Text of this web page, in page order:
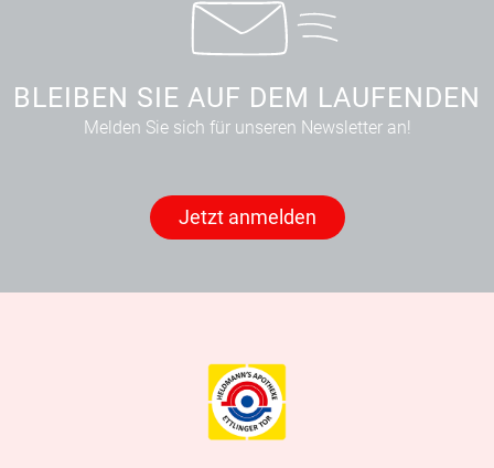
BLEIBEN SIE AUF DEM LAUFENDEN
Melden Sie sich für unseren Newsletter an!
Jetzt anmelden